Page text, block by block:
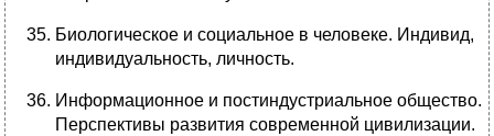
Биологическое и социальное в человеке. Индивид,
индивидуальность, личность.
Информационное и постиндустриальное общество.
Перспективы развития современной цивилизации.